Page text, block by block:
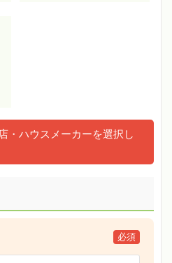
・ハウスメーカーを選択し
必須